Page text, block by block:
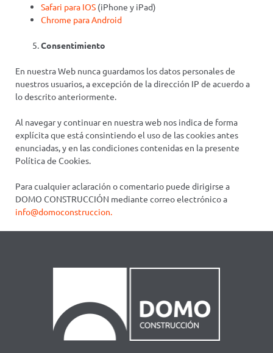
Safari para IOS (iPhone y iPad)
Chrome para Android
Consentimiento
En nuestra Web nunca guardamos los datos personales de
nuestros usuarios, a excepción de la dirección IP de acuerdo a
lo descrito anteriormente.
Al navegar y continuar en nuestra web nos indica de forma
explícita que está consintiendo el uso de las cookies antes
enunciadas, y en las condiciones contenidas en la presente
Política de Cookies.
Para cualquier aclaración o comentario puede dirigirse a
DOMO CONSTRUCCIÓN mediante correo electrónico a
info@domoconstruccion.